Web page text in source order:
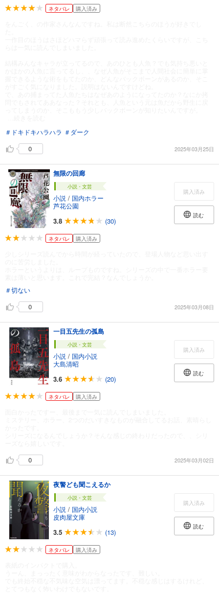
ネタバレ 購入済み
＃ドキドキハラハラ ＃ダーク
0
2025年03月25日
無限の回廊
小説・文芸
小説 / 国内ホラー
芦花公園
3.8
(30)
購入済み
読む
ネタバレ 購入済み
＃切ない
0
2025年03月08日
一目五先生の孤島
小説・文芸
小説 / 国内小説
大島清昭
3.6
(20)
購入済み
読む
ネタバレ 購入済み
0
2025年03月02日
夜警ども聞こえるか
小説・文芸
小説 / 国内小説
皮肉屋文庫
3.5
(13)
購入済み
読む
ネタバレ 購入済み